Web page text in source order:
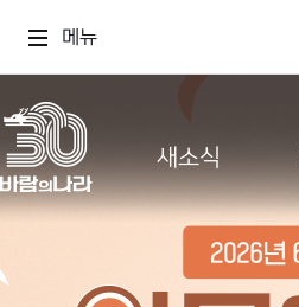
메뉴
새소식